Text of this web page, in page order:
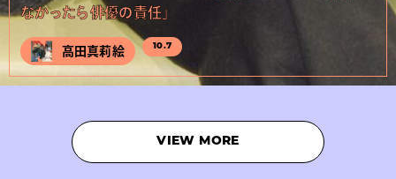
なかったら俳優の責任」
高田真莉絵 10.7
VIEW MORE